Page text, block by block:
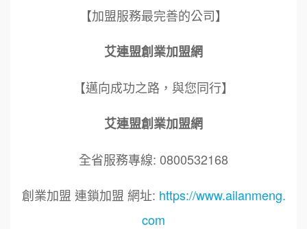
【加盟服務最完善的公司】
艾連盟創業加盟網
【邁向成功之路，與您同行】
艾連盟創業加盟網
全省服務專線: 0800532168
創業加盟 連鎖加盟 網址: https://www.ailanmeng.
com